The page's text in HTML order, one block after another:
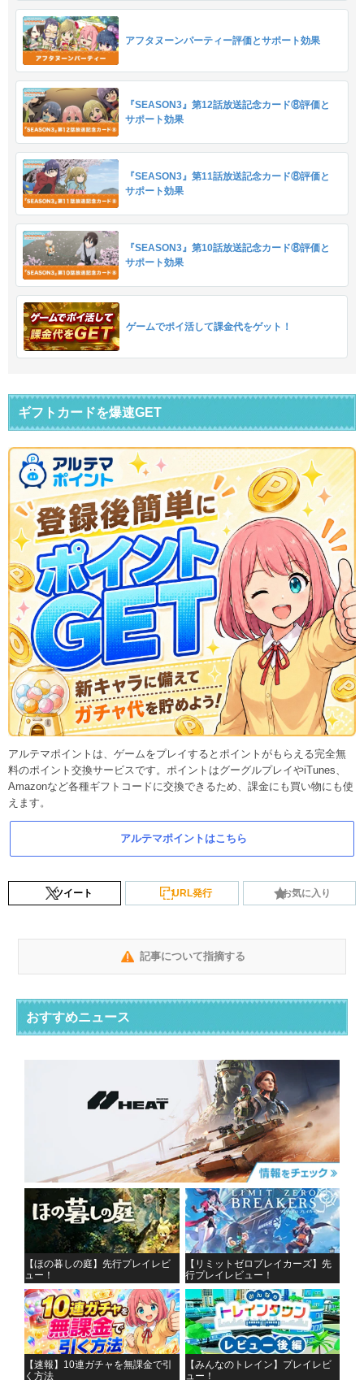
アフタヌーンパーティー評価とサポート効果
『SEASON3』第12話放送記念カード⑧評価と
サポート効果
『SEASON3』第11話放送記念カード⑧評価と
サポート効果
『SEASON3』第10話放送記念カード⑧評価と
サポート効果
ゲームでポイ活して課金代をゲット！
ギフトカードを爆速GET
アルテマポイントは、ゲームをプレイするとポイントがもらえる完全無
料のポイント交換サービスです。ポイントはグーグルプレイやiTunes、
Amazonなど各種ギフトコードに交換できるため、課金にも買い物にも使
えます。
アルテマポイントはこちら
ツイート URL発行 お気に入り
記事について指摘する
おすすめニュース
【ほの暮しの庭】先行プレイレビ
ュー！
【リミットゼロブレイカーズ】先
行プレイレビュー！
【速報】10連ガチャを無課金で引
く方法
【みんなのトレイン】プレイレビ
ュー！